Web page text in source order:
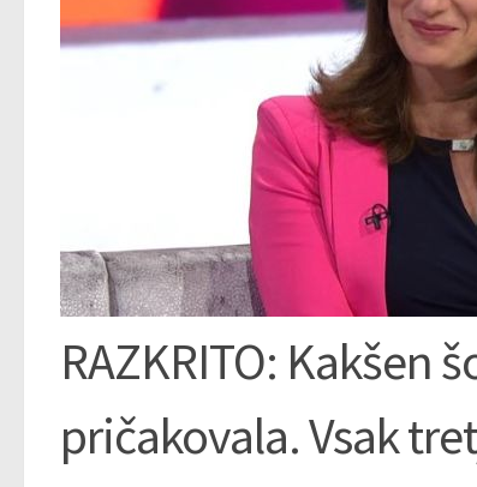
RAZKRITO: Kakšen
pričakovala. Vsak